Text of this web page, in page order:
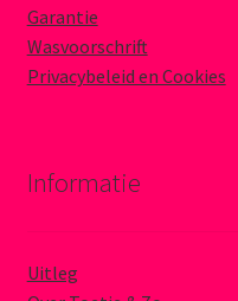
Garantie
Wasvoorschrift
Privacybeleid en Cookies
Informatie
Uitleg